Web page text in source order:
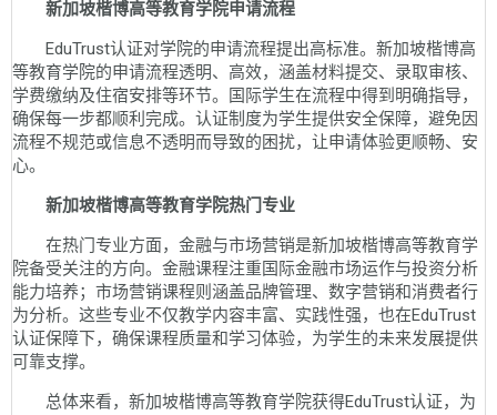
新加坡楷博高等教育学院申请流程
EduTrust认证对学院的申请流程提出高标准。新加坡楷博高
等教育学院的申请流程透明、高效，涵盖材料提交、录取审核、
学费缴纳及住宿安排等环节。国际学生在流程中得到明确指导，
确保每一步都顺利完成。认证制度为学生提供安全保障，避免因
流程不规范或信息不透明而导致的困扰，让申请体验更顺畅、安
心。
新加坡楷博高等教育学院热门专业
在热门专业方面，金融与市场营销是新加坡楷博高等教育学
院备受关注的方向。金融课程注重国际金融市场运作与投资分析
能力培养；市场营销课程则涵盖品牌管理、数字营销和消费者行
为分析。这些专业不仅教学内容丰富、实践性强，也在EduTrust
认证保障下，确保课程质量和学习体验，为学生的未来发展提供
可靠支撑。
总体来看，新加坡楷博高等教育学院获得EduTrust认证，为